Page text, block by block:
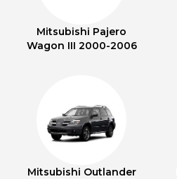
Mitsubishi Pajero
Wagon III 2000-2006
Mitsubishi Outlander